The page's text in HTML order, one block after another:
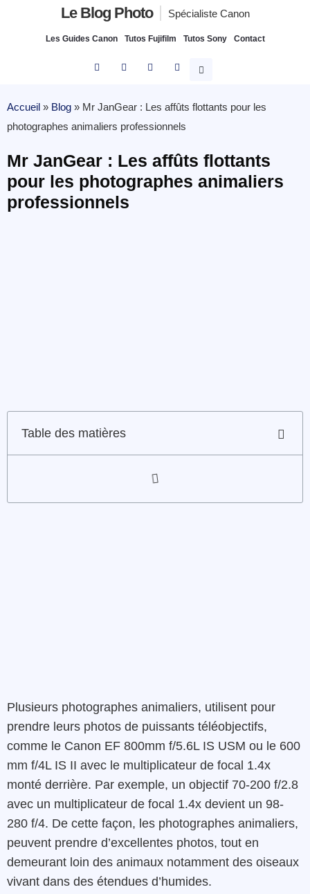
Le Blog Photo Spécialiste Canon
Les Guides Canon Tutos Fujifilm Tutos Sony Contact
Accueil » Blog » Mr JanGear : Les affûts flottants pour les
photographes animaliers professionnels
Mr JanGear : Les affûts flottants
pour les photographes animaliers
professionnels
Table des matières
Plusieurs photographes animaliers, utilisent pour
prendre leurs photos de puissants téléobjectifs,
comme le Canon EF 800mm f/5.6L IS USM ou le 600
mm f/4L IS II avec le multiplicateur de focal 1.4x
monté derrière. Par exemple, un objectif 70-200 f/2.8
avec un multiplicateur de focal 1.4x devient un 98-
280 f/4. De cette façon, les photographes animaliers,
peuvent prendre d’excellentes photos, tout en
demeurant loin des animaux notamment des oiseaux
vivant dans des étendues d’humides.